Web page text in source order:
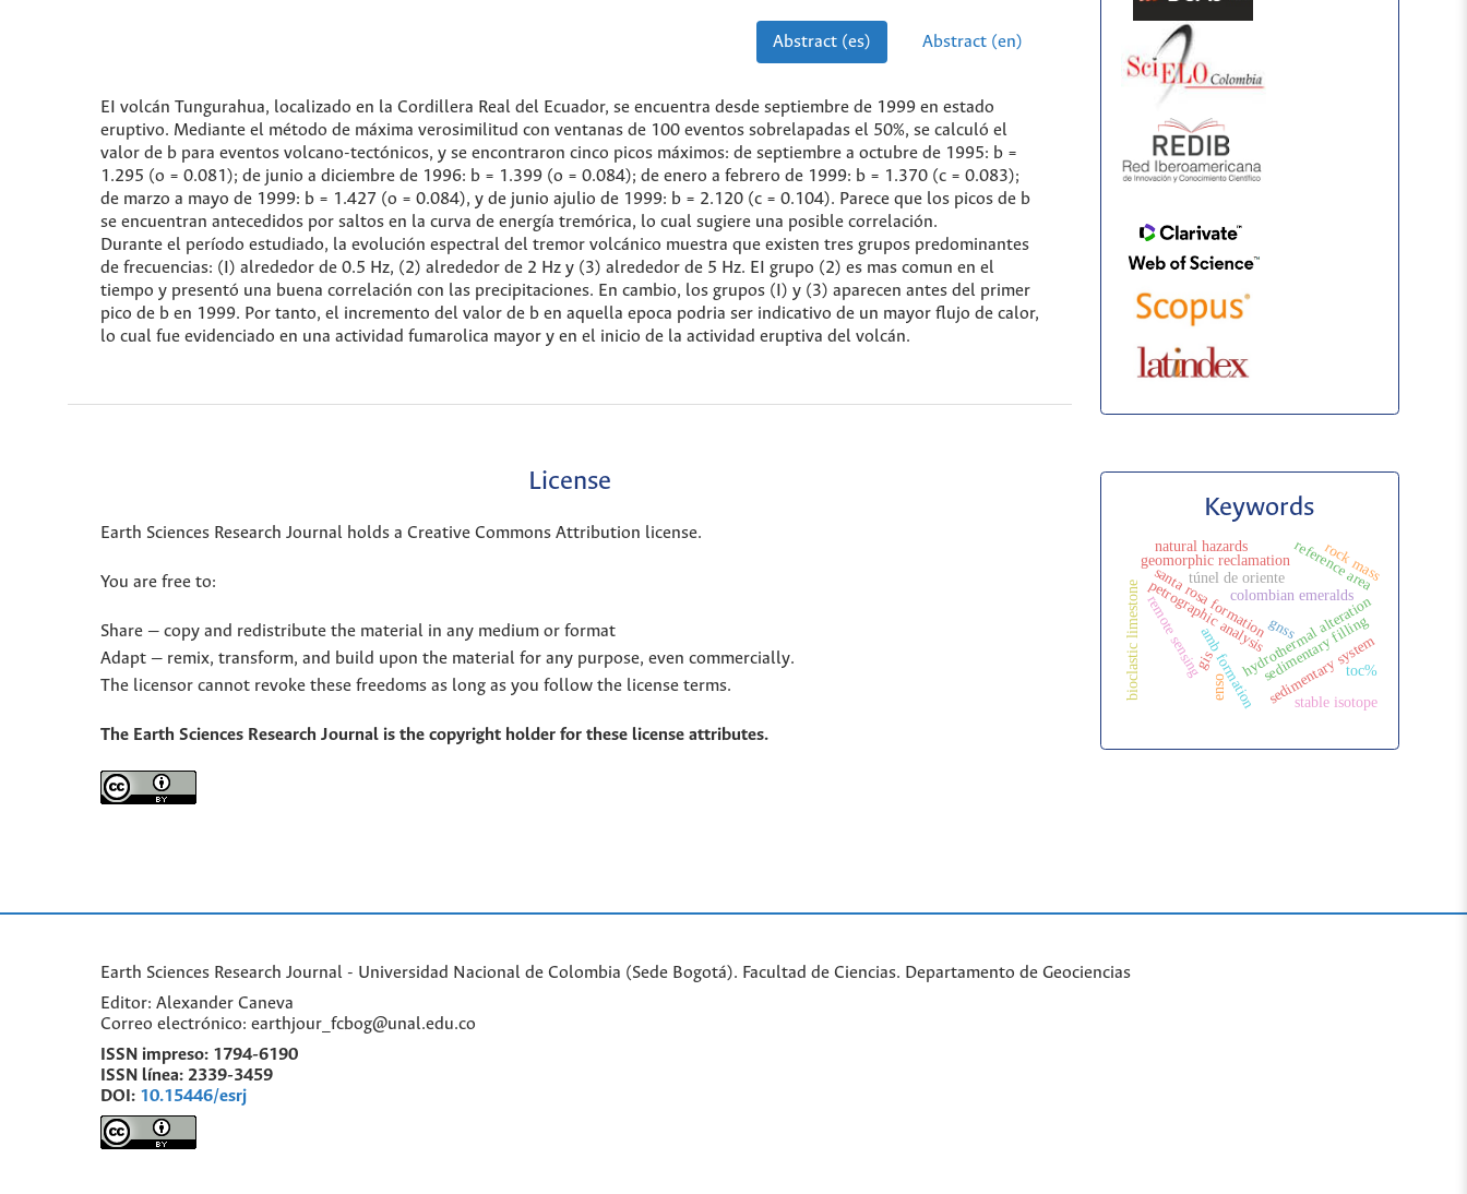
Abstract (es) Abstract (en)
EI volcán Tungurahua, localizado en la Cordillera Real del Ecuador, se encuentra desde septiembre de 1999 en estado
eruptivo. Mediante el método de máxima verosimilitud con ventanas de 100 eventos sobrelapadas el 50%, se calculó el
valor de b para eventos volcano-tectónicos, y se encontraron cinco picos máximos: de septiembre a octubre de 1995: b =
1.295 (o = 0.081); de junio a diciembre de 1996: b = 1.399 (o = 0.084); de enero a febrero de 1999: b = 1.370 (c = 0.083);
de marzo a mayo de 1999: b = 1.427 (o = 0.084), y de junio ajulio de 1999: b = 2.120 (c = 0.104). Parece que los picos de b
se encuentran antecedidos por saltos en la curva de energía tremórica, lo cual sugiere una posible correlación.
Durante el período estudiado, la evolución espectral del tremor volcánico muestra que existen tres grupos predominantes
de frecuencias: (I) alrededor de 0.5 Hz, (2) alrededor de 2 Hz y (3) alrededor de 5 Hz. EI grupo (2) es mas comun en el
tiempo y presentó una buena correlación con las precipitaciones. En cambio, los grupos (I) y (3) aparecen antes del primer
pico de b en 1999. Por tanto, el incremento del valor de b en aquella epoca podria ser indicativo de un mayor flujo de calor,
lo cual fue evidenciado en una actividad fumarolica mayor y en el inicio de la actividad eruptiva del volcán.
License
Earth Sciences Research Journal holds a Creative Commons Attribution license.
You are free to:
Share — copy and redistribute the material in any medium or format
Adapt — remix, transform, and build upon the material for any purpose, even commercially.
The licensor cannot revoke these freedoms as long as you follow the license terms.
The Earth Sciences Research Journal is the copyright holder for these license attributes.
Keywords
colombian emeralds
hydrothermal alteration
santa rosa formation
petrographic analysis
amb formation
bioclastic limestone sedimentary filling
sedimentary system
geomorphic reclamation reference area
remote sensinggis
rock mass
túnel de oriente
natural hazards
enso
gnss
stable isotope
toc%
Earth Sciences Research Journal - Universidad Nacional de Colombia (Sede Bogotá). Facultad de Ciencias. Departamento de Geociencias
Editor: Alexander Caneva
Correo electrónico: earthjour_fcbog@unal.edu.co
ISSN impreso: 1794-6190
ISSN línea: 2339-3459
DOI: 10.15446/esrj